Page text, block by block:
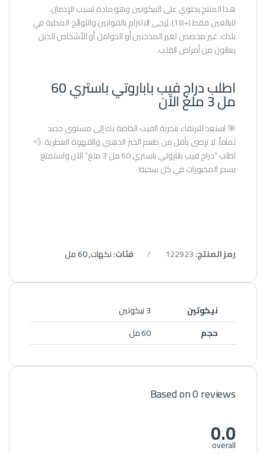
هذا المنتج يحتوي على النيكوتين وهو مادة تسبب الإدمان.
للبالغين فقط (+18). يُرجى الالتزام بالقوانين واللوائح المحلية في
بلدك. غير مخصص لغير المدخنين أو الحوامل أو الأشخاص الذين
يعانون من أمراض القلب.
اطلب دراج فيب باباروتي باستري 60
مل 3 ملغ الآن
🎯 استعد للارتقاء بتجربة الفيب الخاصة بك إلى مستوى جديد
تماماً. لا ترضى بأقل من طعم الخبز الذهبي والقهوة العطرية. 💨
اطلب “دراج فيب باباروتي باستري 60 مل 3 ملغ” الآن واستمتع
بسحر المخبوزات في كل سحبة!
رمز المنتج:122923 فئات:نكهات,60 مل
نيكوتين
3 نيكوتين
حجم
60 مل
Based on 0 reviews
0.0
overall